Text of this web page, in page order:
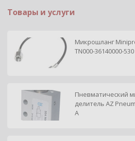
Товары и услуги
Микрошланг
TN000-36140000-530
Пневматический
делитель AZ
A